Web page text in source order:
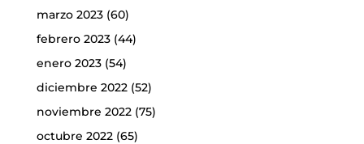
marzo 2023(60)
febrero 2023(44)
enero 2023(54)
diciembre 2022(52)
noviembre 2022(75)
octubre 2022(65)